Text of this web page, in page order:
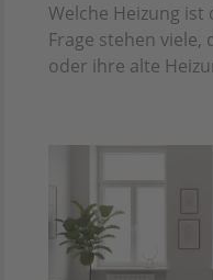
Welche Heizung ist
Frage stehen
oder ihre alte